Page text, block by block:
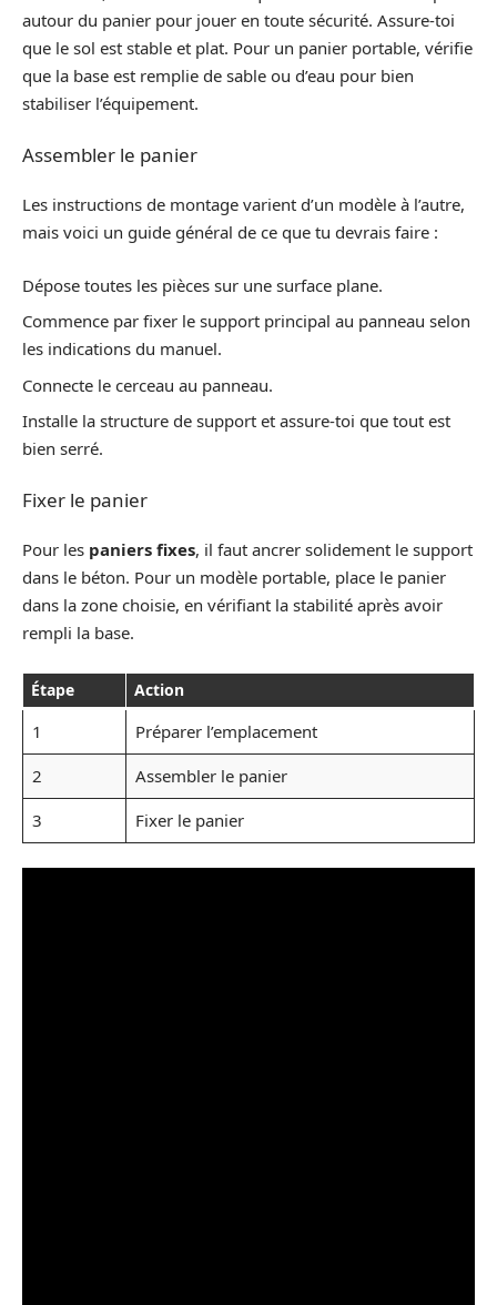
autour du panier pour jouer en toute sécurité. Assure-toi
que le sol est stable et plat. Pour un panier portable, vérifie
que la base est remplie de sable ou d’eau pour bien
stabiliser l’équipement.
Assembler le panier
Les instructions de montage varient d’un modèle à l’autre,
mais voici un guide général de ce que tu devrais faire :
Dépose toutes les pièces sur une surface plane.
Commence par fixer le support principal au panneau selon
les indications du manuel.
Connecte le cerceau au panneau.
Installe la structure de support et assure-toi que tout est
bien serré.
Fixer le panier
Pour les paniers fixes, il faut ancrer solidement le support
dans le béton. Pour un modèle portable, place le panier
dans la zone choisie, en vérifiant la stabilité après avoir
rempli la base.
Étape Action
1
Préparer l’emplacement
2
Assembler le panier
3
Fixer le panier